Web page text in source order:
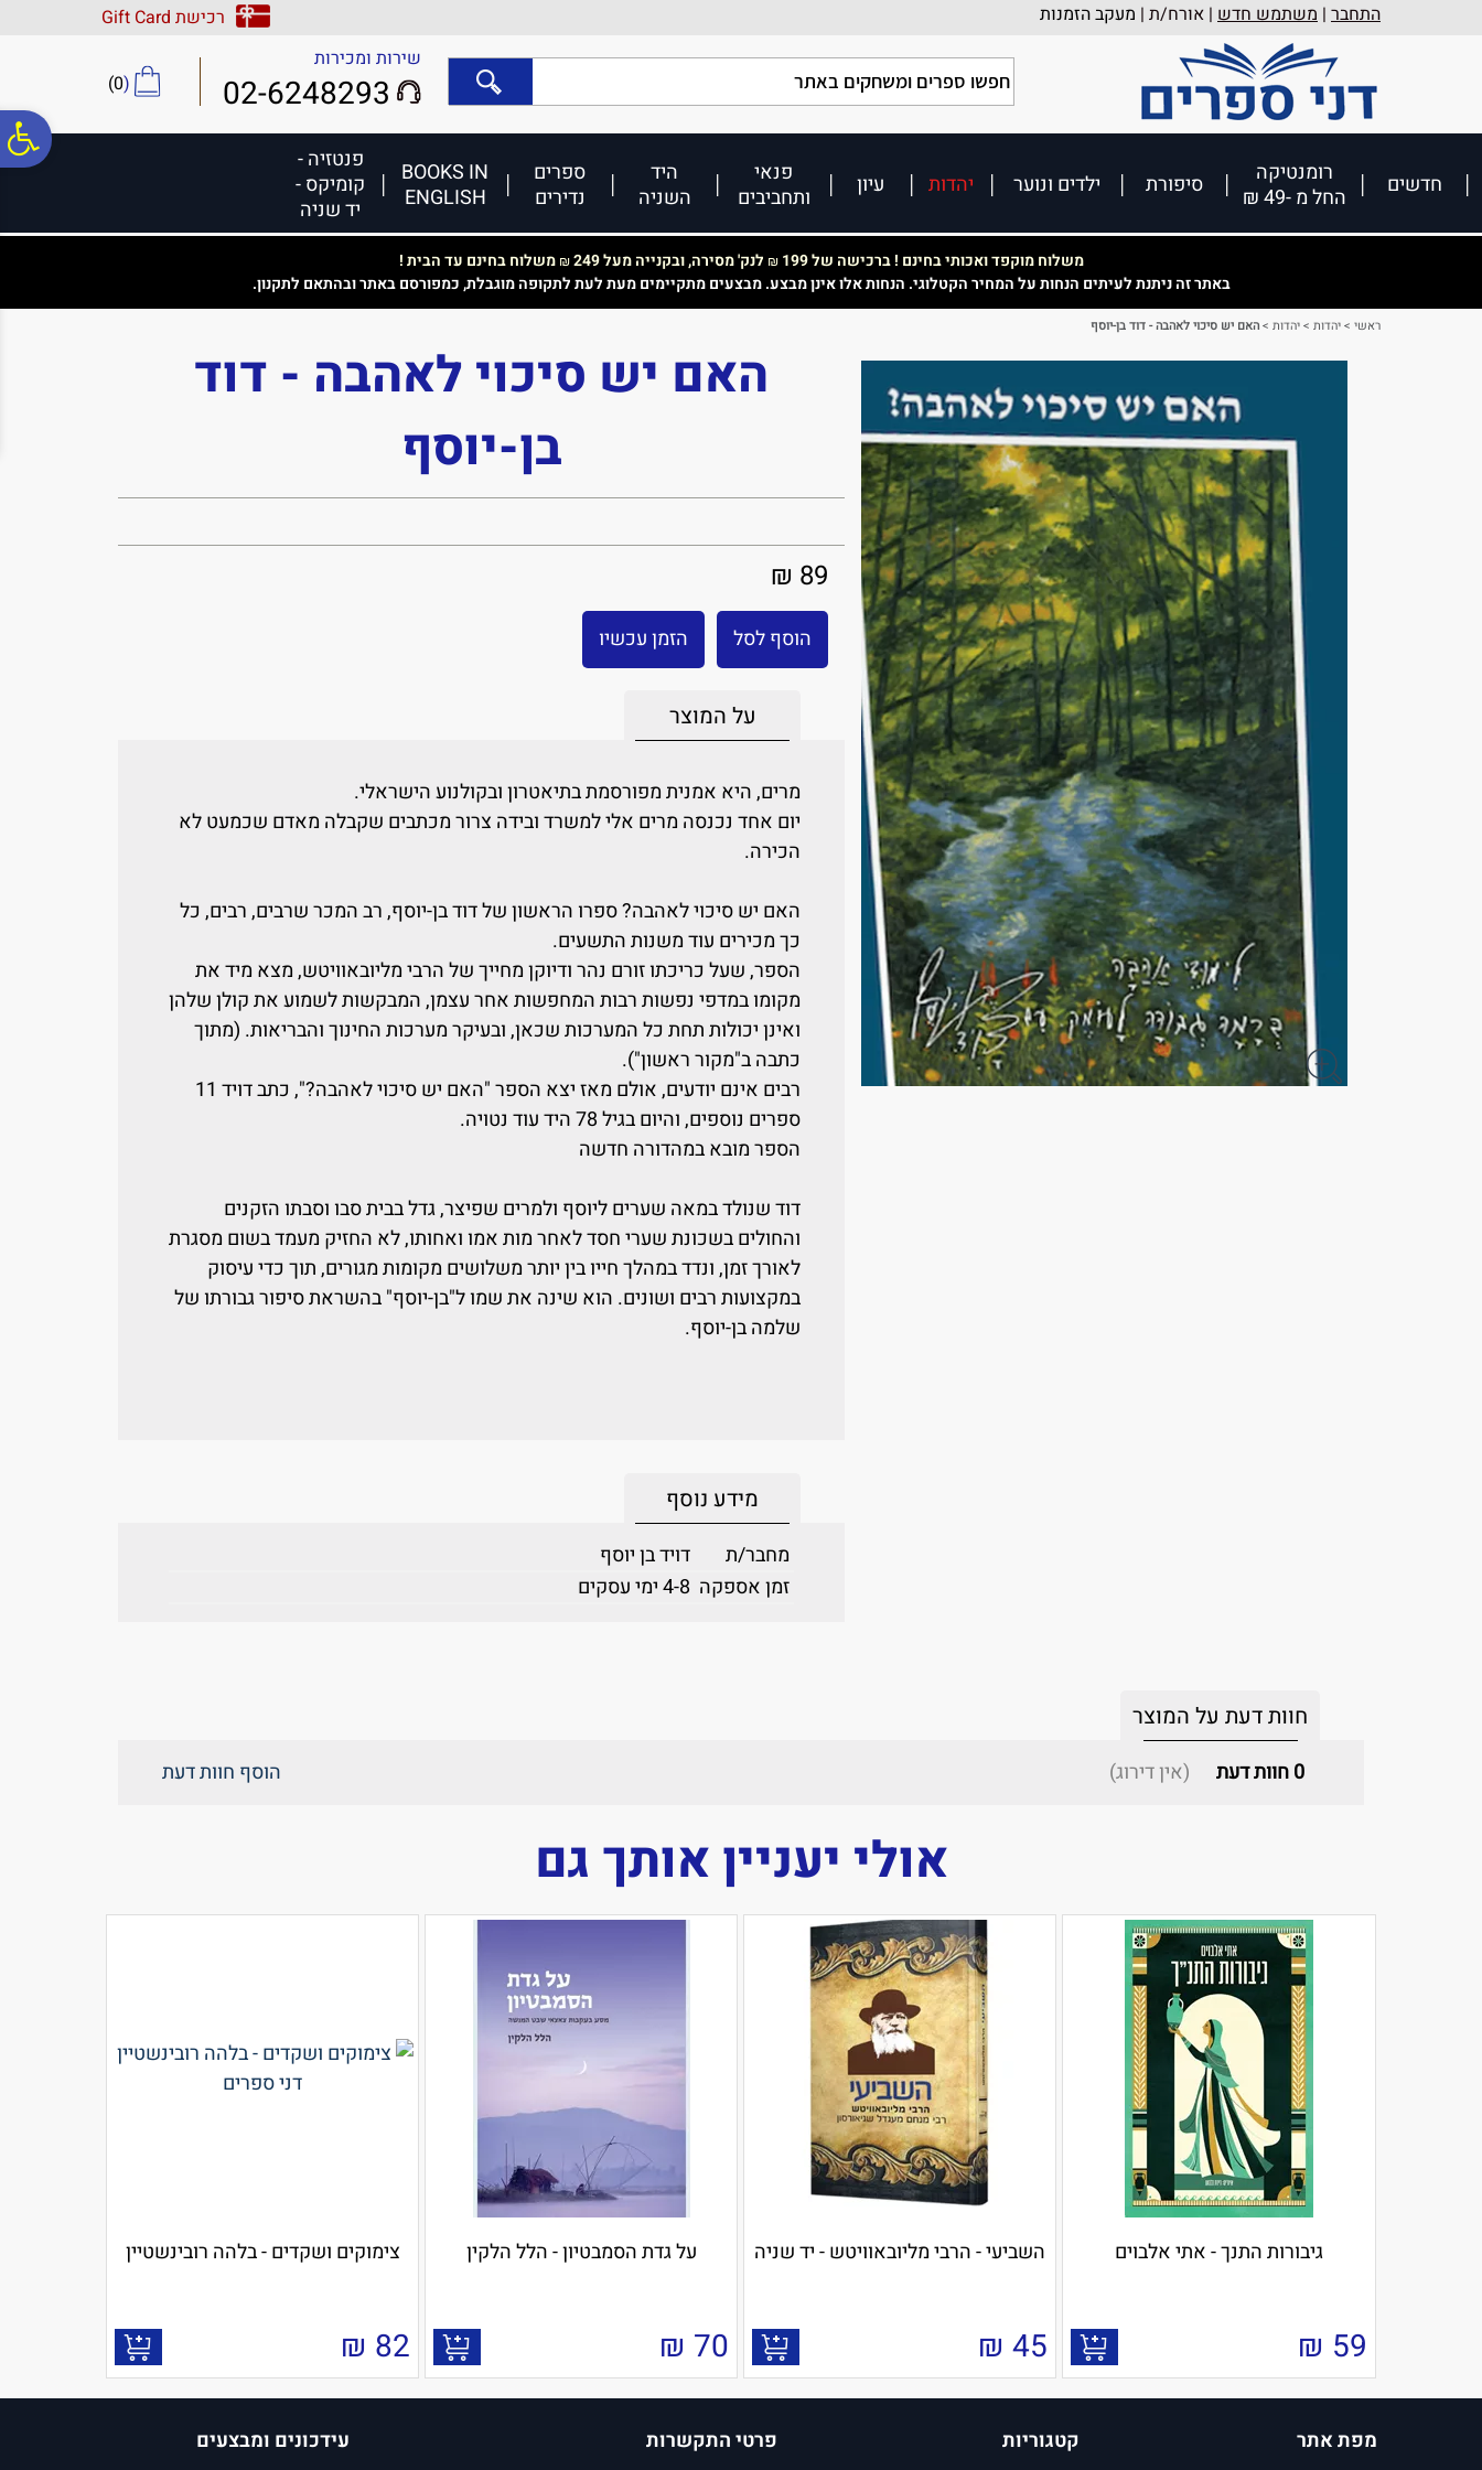
נגישות
אתר
המרכזי
התחבר | משתמש חדש | אורח/ת | מעקב הזמנות
רכישת Gift Card
שירות ומכירות
02-6248293
(
0
)
חדשים
רומנטיקה
החל מ -49 ₪
סיפורת ילדים ונוער יהדות עיון
פנאי
ותחביבים
היד
השניה
ספרים
נדירים
BOOKS IN
ENGLISH
פנטזיה -
קומיקס -
יד שניה
משלוח מוקפד ואכותי בחינם ! ברכישה של 199 ₪ לנק' מסירה, ובקנייה מעל 249 ₪משלוח בחינם עד הבית !
באתר זה ניתנת לעיתים הנחות על המחיר הקטלוגי. הנחות אלו אינן מבצע. מבצעים מתקיימים מעת לעת לתקופה מוגבלת, כמפורסם באתר ובהתאם לתקנון.
ראשי >יהדות >יהדות >האם יש סיכוי לאהבה - דוד בן-יוסף
האם יש סיכוי לאהבה - דוד
בן-יוסף
89 ₪
הוסף לסל הזמן עכשיו
על המוצר
מרים, היא אמנית מפורסמת בתיאטרון ובקולנוע הישראלי.
יום אחד נכנסה מרים אלי למשרד ובידה צרור מכתבים שקבלה מאדם שכמעט לא
הכירה.
האם יש סיכוי לאהבה? ספרו הראשון של דוד בן-יוסף, רב המכר שרבים, רבים, כל
כך מכירים עוד משנות התשעים.
הספר, שעל כריכתו זורם נהר ודיוקן מחייך של הרבי מליובאוויטש, מצא מיד את
מקומו במדפי נפשות רבות המחפשות אחר עצמן, המבקשות לשמוע את קולן שלהן
ואינן יכולות תחת כל המערכות שכאן, ובעיקר מערכות החינוך והבריאות. (מתוך
כתבה ב"מקור ראשון").
רבים אינם יודעים, אולם מאז יצא הספר "האם יש סיכוי לאהבה?", כתב דויד 11
ספרים נוספים, והיום בגיל 78 היד עוד נטויה.
הספר מובא במהדורה חדשה
דוד שנולד במאה שערים ליוסף ולמרים שפיצר, גדל בבית סבו וסבתו הזקנים
והחולים בשכונת שערי חסד לאחר מות אמו ואחותו, לא החזיק מעמד בשום מסגרת
לאורך זמן, ונדד במהלך חייו בין יותר משלושים מקומות מגורים, תוך כדי עיסוק
במקצועות רבים ושונים. הוא שינה את שמו ל"בן-יוסף" בהשראת סיפור גבורתו של
שלמה בן-יוסף.
מידע נוסף
מחבר/ת
דויד בן יוסף
זמן אספקה 4-8 ימי עסקים
חוות דעת על המוצר
0חוות דעת (אין דירוג) הוסף חוות דעת
אולי יעניין אותך גם
גיבורות התנך - אתי אלבוים
59
₪
השביעי - הרבי מליובאוויטש - יד שניה
45
₪
על גדת הסמבטיון - הלל הלקין
70
₪
צימוקים ושקדים - בלהה רובינשטיין
82
₪
מפת אתר קטגוריות פרטי התקשרות עידכונים ומבצעים